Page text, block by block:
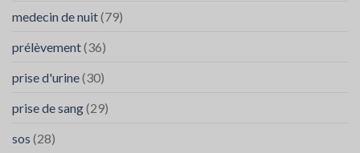
medecin de nuit(79)
prélèvement(36)
prise d'urine(30)
prise de sang(29)
sos (28)